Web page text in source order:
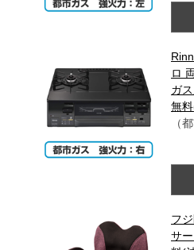
ロ
ガ
無
（
フ
サ